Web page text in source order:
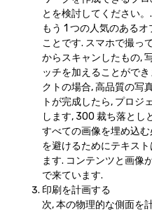
とを検討してください。.
もう 1 つの人気のある
ことです. スマホで撮っ
からスキャンしたもの,
ッチを加えることがで
クトの場合, 高品質の写
トが完成したら, プロジ
します, 300 裁ち落とし
すべての画像を埋め込
を避けるためにテキス
ます. コンテンツと画像
で来ています.
印刷を計画する
次, 本の物理的な側面を